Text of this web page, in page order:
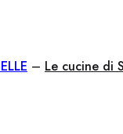
– Le cucine di